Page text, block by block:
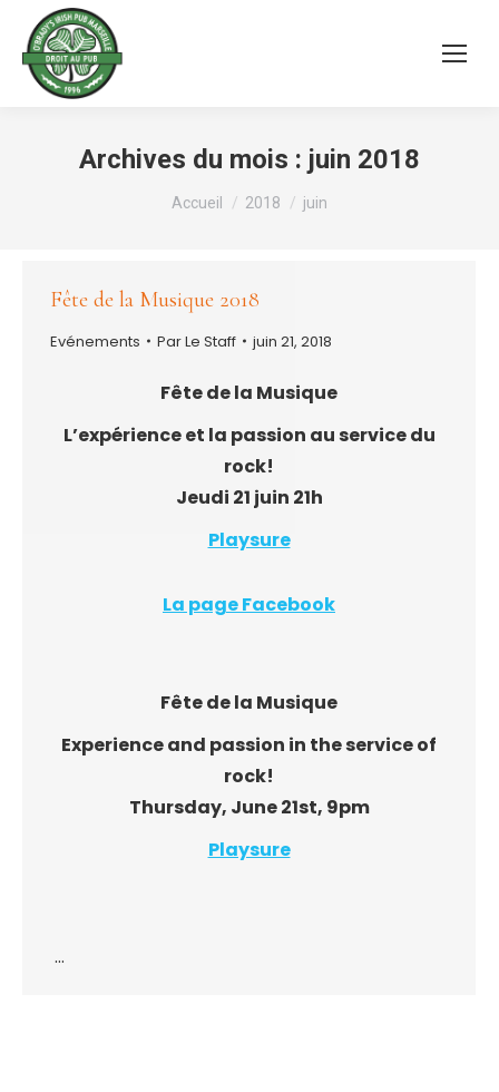
Archives du mois : juin 2018
Vous êtes ici :
Accueil 2018 juin
Fête de la Musique 2018
Evénements ParLe Staff juin 21, 2018
Fête de la Musique
L’expérience et la passion au service du
rock!
Jeudi 21 juin 21h
Playsure
La page Facebook
Fête de la Musique
Experience and passion in the service of
rock!
Thursday, June 21st, 9pm
Playsure
…